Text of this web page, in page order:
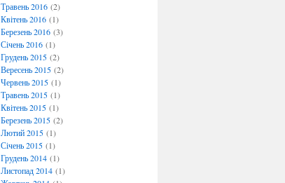
Травень 2016(2)
Квітень 2016(1)
Березень 2016(3)
Січень 2016(1)
Грудень 2015(2)
Вересень 2015(2)
Червень 2015(1)
Травень 2015(1)
Квітень 2015(1)
Березень 2015(2)
Лютий 2015(1)
Січень 2015(1)
Грудень 2014(1)
Листопад 2014(1)